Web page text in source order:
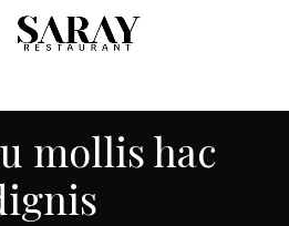
mollis hac